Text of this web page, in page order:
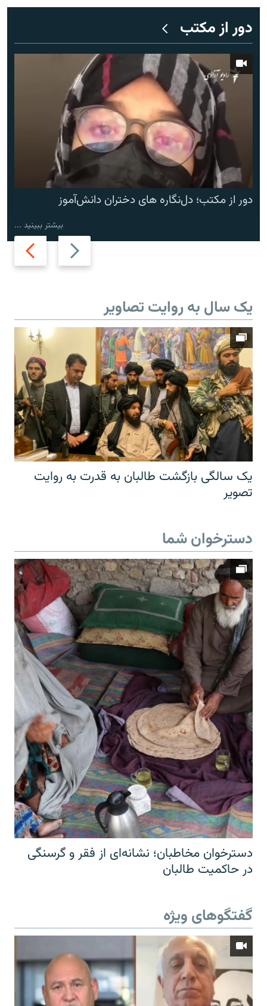
دور از مکتب
Previous
slide
Next
slide
دور از مکتب؛ دل‌نگاره های دختران دانش‌آموز
بیشتر ببینید ...
یک سال به روایت تصاویر
یک سالگی بازگشت طالبان به قدرت به روایت
تصویر
دسترخوان شما
دسترخوان مخاطبان؛ نشانه‌ای از فقر و گرسنگی
در حاکمیت طالبان
گفتگوهای ویژه